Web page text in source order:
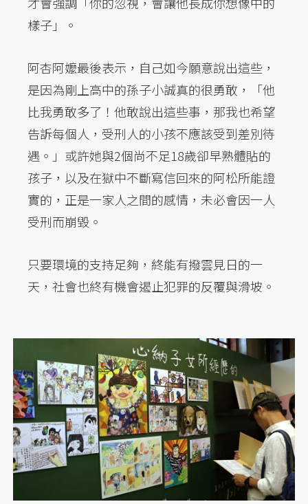
樣子」。
阿杏阿嬤最後表示，自己如今願意說出這些，
是因為剛上高中的孫子小誠真的很勇敢，「他
比我勇敢多了！他敢說出這些事，那我也希望
告訴每個人，受刑人的小孩不應該受到差別待
遇。」或許她與2個尚不足18歲卻早熟體貼的
孩子，以及在獄中不斷寫信回來的阿松所能證
實的，正是一家人之間的感情，未必會因一人
受刑而崩毀。
只要環境的支持足夠，終能有撥雲見日的一
天，社會也終有機會遏止犯罪的反覆與滑坡。